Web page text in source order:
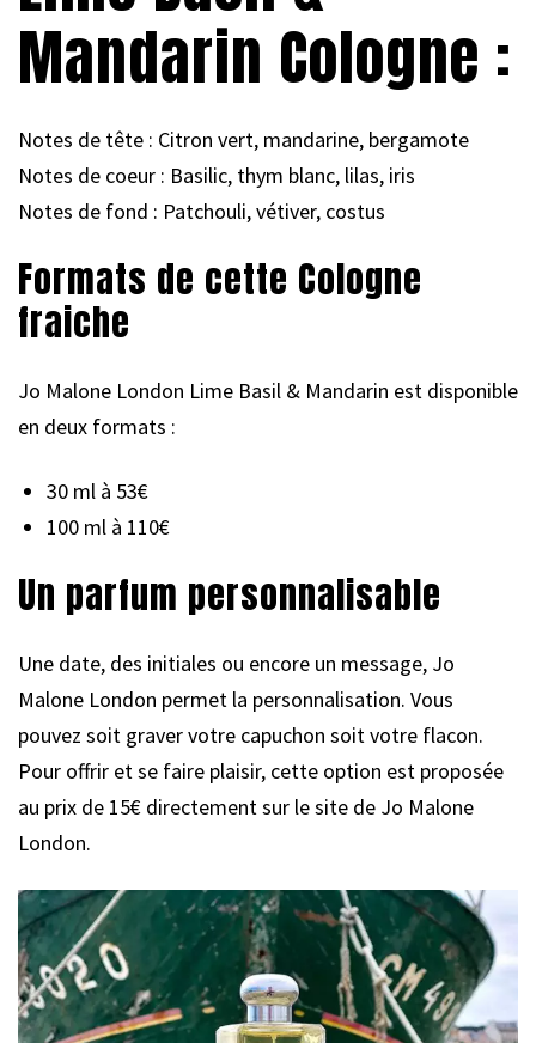
Mandarin Cologne :
Notes de tête : Citron vert, mandarine, bergamote
Notes de coeur : Basilic, thym blanc, lilas, iris
Notes de fond : Patchouli, vétiver, costus
Formats de cette Cologne
fraiche
Jo Malone London Lime Basil & Mandarin est disponible
en deux formats :
30 ml à 53€
100 ml à 110€
Un parfum personnalisable
Une date, des initiales ou encore un message, Jo
Malone London permet la personnalisation. Vous
pouvez soit graver votre capuchon soit votre flacon.
Pour offrir et se faire plaisir, cette option est proposée
au prix de 15€ directement sur le site de Jo Malone
London.